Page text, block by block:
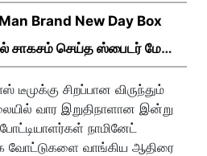
Brand New Day Box
சாகசம் செய்த ஸ்பைடர் மேன்
டீமுக்கு சிறப்பான விருந்தும்
வார இறுதிநாளான இன்று
நாமினேட்
வோட்டுகளை வாங்கிய ஆதிரை